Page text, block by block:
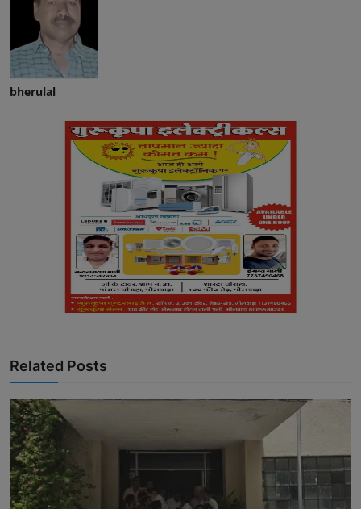
bherulal
Related Posts